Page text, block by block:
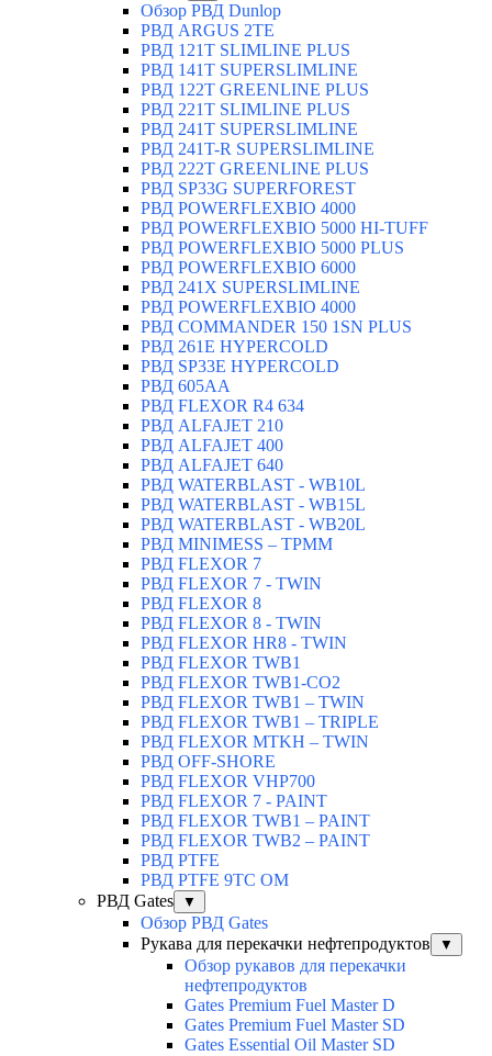
Обзор РВД Dunlop
РВД ARGUS 2TE
РВД 121T SLIMLINE PLUS
РВД 141T SUPERSLIMLINE
РВД 122T GREENLINE PLUS
РВД 221T SLIMLINE PLUS
РВД 241T SUPERSLIMLINE
РВД 241T-R SUPERSLIMLINE
РВД 222T GREENLINE PLUS
РВД SP33G SUPERFOREST
РВД POWERFLEXBIO 4000
РВД POWERFLEXBIO 5000 HI-TUFF
РВД POWERFLEXBIO 5000 PLUS
РВД POWERFLEXBIO 6000
РВД 241X SUPERSLIMLINE
РВД POWERFLEXBIO 4000
РВД СOMMANDER 150 1SN PLUS
РВД 261E HYPERCOLD
РВД SP33E HYPERCOLD
РВД 605AA
РВД FLEXOR R4 634
РВД ALFAJET 210
РВД ALFAJET 400
РВД ALFAJET 640
РВД WATERBLAST - WB10L
РВД WATERBLAST - WB15L
РВД WATERBLAST - WB20L
РВД MINIMESS – TPMM
РВД FLEXOR 7
РВД FLEXOR 7 - TWIN
РВД FLEXOR 8
РВД FLEXOR 8 - TWIN
РВД FLEXOR HR8 - TWIN
РВД FLEXOR TWB1
РВД FLEXOR TWB1-CO2
РВД FLEXOR TWB1 – TWIN
РВД FLEXOR TWB1 – TRIPLE
РВД FLEXOR MTKH – TWIN
РВД OFF-SHORE
РВД FLEXOR VHP700
РВД FLEXOR 7 - PAINT
РВД FLEXOR TWB1 – PAINT
РВД FLEXOR TWB2 – PAINT
РВД PTFE
РВД PTFE 9TC OM
РВД Gates
▼
Обзор РВД Gates
Рукава для перекачки нефтепродуктов
▼
Обзор рукавов для перекачки
нефтепродуктов
Gates Premium Fuel Master D
Gates Premium Fuel Master SD
Gates Essential Oil Master SD